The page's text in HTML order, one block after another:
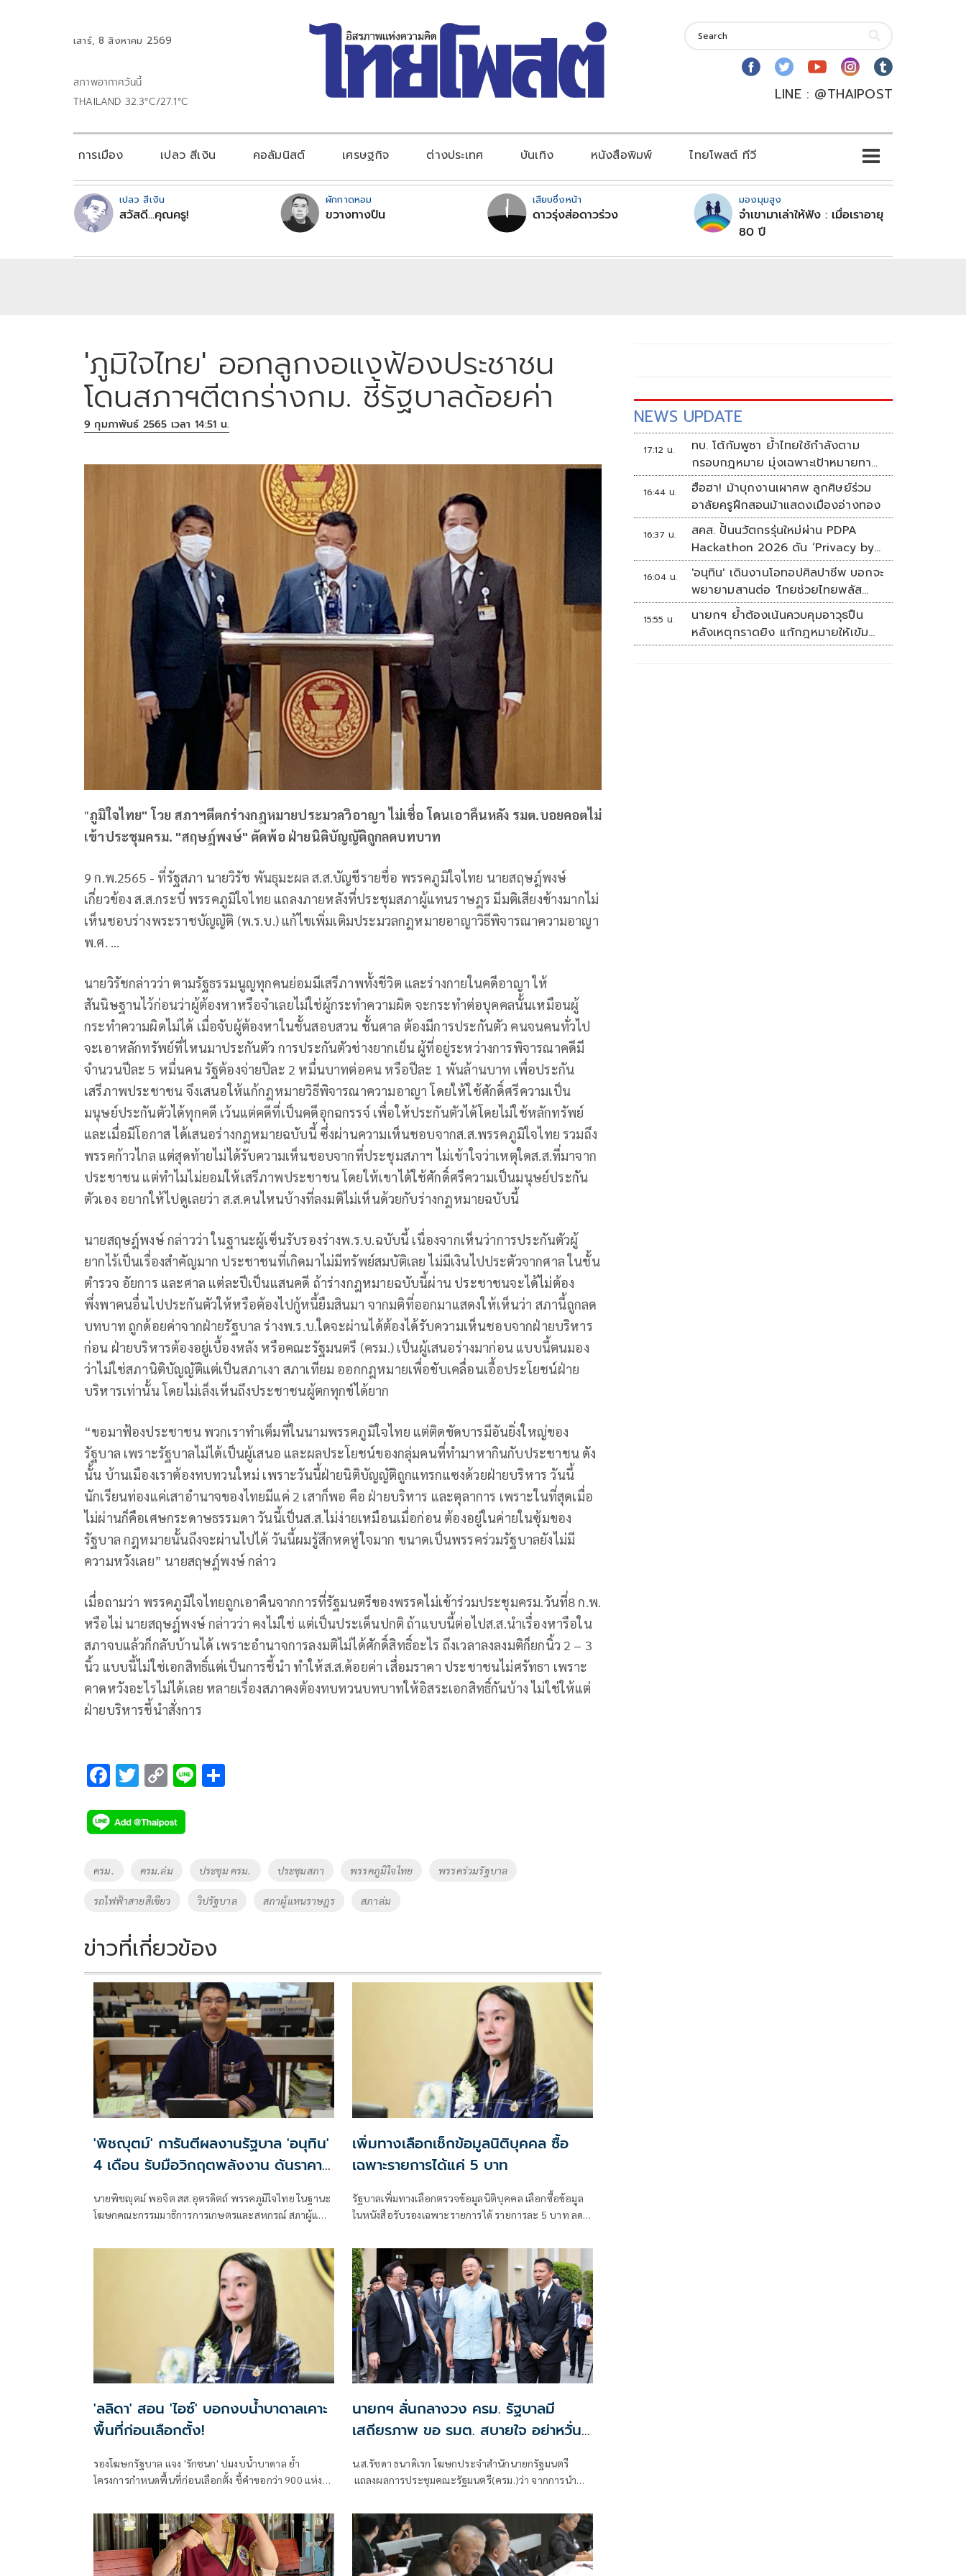
เสาร์, 8 สิงหาคม 2569
สภาพอากาศวันนี้
THAILAND 32.3°C/27.1°C
LINE : @THAIPOST
การเมือง เปลว สีเงิน คอลัมนิสต์ เศรษฐกิจ ต่างประเทศ บันเทิง หนังสือพิมพ์ ไทยโพสต์ ทีวี
เปลว สีเงิน
สวัสดี...คุณครู!
ผักกาดหอม
ขวางทางปืน
เสียบซึ่งหน้า
ดาวรุ่งส่อดาวร่วง
มองมุมสูง
จำเขามาเล่าให้ฟัง : เมื่อเราอายุ
80 ปี
'ภูมิใจไทย' ออกลูกงอแงฟ้องประชาชน
โดนสภาฯตีตกร่างกม. ชี้รัฐบาลด้อยค่า
9 กุมภาพันธ์ 2565 เวลา 14:51 น.
"ภูมิใจไทย" โวย สภาฯตีตกร่างกฎหมายประมวลวิอาญา ไม่เชื่อ โดนเอาคืนหลัง รมต.บอยคอตไม่
เข้าประชุมครม. "สฤษฎ์พงษ์" ตัดพ้อ ฝ่ายนิติบัญญัติถูกลดบทบาท
9 ก.พ.2565 - ที่รัฐสภา นายวิรัช พันธุมะผล ส.ส.บัญชีรายชื่อ พรรคภูมิใจไทย นายสฤษฎ์พงษ์
เกี่ยวข้อง ส.ส.กระบี่ พรรคภูมิใจไทย แถลงภายหลังที่ประชุมสภาผู้แทนราษฎร มีมติเสียงข้างมากไม่
เห็นชอบร่างพระราชบัญญัติ (พ.ร.บ.) แก้ไขเพิ่มเติมประมวลกฎหมายอาญาวิธีพิจารณาความอาญา
พ.ศ. …
นายวิรัชกล่าวว่า ตามรัฐธรรมนูญทุกคนย่อมมีเสรีภาพทั้งชีวิต และร่างกายในคดีอาญา ให้
สันนิษฐานไว้ก่อนว่าผู้ต้องหาหรือจำเลยไม่ใช่ผู้กระทำความผิด จะกระทำต่อบุคคลนั้นเหมือนผู้
กระทำความผิดไม่ได้ เมื่อจับผู้ต้องหาในชั้นสอบสวน ชั้นศาล ต้องมีการประกันตัว คนจนคนทั่วไป
จะเอาหลักทรัพย์ที่ไหนมาประกันตัว การประกันตัวช่างยากเย็น ผู้ที่อยู่ระหว่างการพิจารณาคดีมี
จำนวนปีละ 5 หมื่นคน รัฐต้องจ่ายปีละ 2 หมื่นบาทต่อคน หรือปีละ 1 พันล้านบาท เพื่อประกัน
เสรีภาพประชาชน จึงเสนอให้แก้กฎหมายวิธีพิจารณาความอาญา โดยให้ใช้ศักดิ์ศรีความเป็น
มนุษย์ประกันตัวได้ทุกคดี เว้นแต่คดีที่เป็นคดีอุกฉกรรจ์ เพื่อให้ประกันตัวได้โดยไม่ใช้หลักทรัพย์
และเมื่อมีโอกาส ได้เสนอร่างกฎหมายฉบับนี้ ซึ่งผ่านความเห็นชอบจากส.ส.พรรคภูมิใจไทย รวมถึง
พรรคก้าวไกล แต่สุดท้ายไม่ได้รับความเห็นชอบจากที่ประชุมสภาฯ ไม่เข้าใจว่าเหตุใดส.ส.ที่มาจาก
ประชาชน แต่ทำไมไม่ยอมให้เสรีภาพประชาชน โดยให้เขาได้ใช้ศักดิ์ศรีความเป็นมนุษย์ประกัน
ตัวเอง อยากให้ไปดูเลยว่า ส.ส.คนไหนบ้างที่ลงมติไม่เห็นด้วยกับร่างกฎหมายฉบับนี้
นายสฤษฎ์พงษ์ กล่าวว่า ในฐานะผู้เซ็นรับรองร่างพ.ร.บ.ฉบับนี้ เนื่องจากเห็นว่าการประกันตัวผู้
ยากไร้เป็นเรื่องสำคัญมาก ประชาชนที่เกิดมาไม่มีทรัพย์สมบัติเลย ไม่มีเงินไปประตัวจากศาล ในชั้น
ตำรวจ อัยการ และศาล แต่ละปีเป็นแสนคดี ถ้าร่างกฎหมายฉบับนี้ผ่าน ประชาชนจะได้ไม่ต้อง
พึ่งพาคนอื่นไปประกันตัวให้หรือต้องไปกู้หนี้ยืมสินมา จากมติที่ออกมาแสดงให้เห็นว่า สภานี้ถูกลด
บทบาท ถูกด้อยค่าจากฝ่ายรัฐบาล ร่างพ.ร.บ.ใดจะผ่านได้ต้องได้รับความเห็นชอบจากฝ่ายบริหาร
ก่อน ฝ่ายบริหารต้องอยู่เบื้องหลัง หรือคณะรัฐมนตรี (ครม.) เป็นผู้เสนอร่างมาก่อน แบบนี้ตนมอง
ว่าไม่ใช่สภานิติบัญญัติแต่เป็นสภาเงา สภาเทียม ออกกฎหมายเพื่อขับเคลื่อนเอื้อประโยชน์ฝ่าย
บริหารเท่านั้น โดยไม่เล็งเห็นถึงประชาชนผู้ตกทุกข์ได้ยาก
“ขอมาฟ้องประชาชน พวกเราทำเต็มที่ในนามพรรคภูมิใจไทย แต่ติดขัดบารมีอันยิ่งใหญ่ของ
รัฐบาล เพราะรัฐบาลไม่ได้เป็นผู้เสนอ และผลประโยชน์ของกลุ่มคนที่ทำมาหากินกับประชาชน ดัง
นั้น บ้านเมืองเราต้องทบทวนใหม่ เพราะวันนี้ฝ่ายนิติบัญญัติถูกแทรกแซงด้วยฝ่ายบริหาร วันนี้
นักเรียนท่องแค่เสาอำนาจของไทยมีแค่ 2 เสาก็พอ คือ ฝ่ายบริหาร และตุลาการ เพราะในที่สุดเมื่อ
ไม่ผ่านก็คือเศษกระดาษธรรมดา วันนี้เป็นส.ส.ไม่ง่ายเหมือนเมื่อก่อน ต้องอยู่ในค่ายในซุ้มของ
รัฐบาล กฎหมายนั้นถึงจะผ่านไปได้ วันนี้ผมรู้สึกหดหู่ใจมาก ขนาดเป็นพรรคร่วมรัฐบาลยังไม่มี
ความหวังเลย” นายสฤษฎ์พงษ์ กล่าว
เมื่อถามว่า พรรคภูมิใจไทยถูกเอาคืนจากการที่รัฐมนตรีของพรรคไม่เข้าร่วมประชุมครม.วันที่8 ก.พ.
หรือไม่ นายสฤษฎ์พงษ์ กล่าวว่า คงไม่ใช่ แต่เป็นประเด็นปกติ ถ้าแบบนี้ต่อไปส.ส.นำเรื่องหารือใน
สภาจบแล้วก็กลับบ้านได้ เพราะอำนาจการลงมติไม่ได้ศักดิ์สิทธิ์อะไร ถึงเวลาลงลงมติก็ยกนิ้ว 2 – 3
นิ้ว แบบนี้ไม่ใช่เอกสิทธิ์แต่เป็นการชี้นำ ทำให้ส.ส.ด้อยค่า เสื่อมราคา ประชาชนไม่ศรัทธา เพราะ
คาดหวังอะไรไม่ได้เลย หลายเรื่องสภาคงต้องทบทวนบทบาทให้อิสระเอกสิทธิ์กันบ้าง ไม่ใช่ให้แต่
ฝ่ายบริหารชี้นำสั่งการ
F
e
b
o
o
k
T
tt
er
C
p
y
Li
k
Li
Tags
ครม. ครม.ล่ม ประชุม ครม. ประชุมสภา พรรคภูมิใจไทย พรรคร่วมรัฐบาล
รถไฟฟ้าสายสีเขียว วิปรัฐบาล สภาผู้แทนราษฎร สภาล่ม
ข่าวที่เกี่ยวข้อง
'พิชญุตม์' การันตีผลงานรัฐบาล 'อนุทิน'
4 เดือน รับมือวิกฤตพลังงาน ดันราคา
มาตรการช่วยลดต้นทุน-ขยายตลาดโลก
นายพิชญุตม์ พอจิต สส.อุตรดิตถ์ พรรคภูมิใจไทย ในฐานะ
โฆษกคณะกรรมมาธิการการเกษตรและสหกรณ์ สภาผู้แทน
รัฐบาลภายใต้การนำของนายอนุทิน ชาญวีรกูล นายก
รัฐมนตรี เข้าบริหารประเทศ 4 เดือน สามารถรับมือกับ
วิกฤตพลังงานและสงครามตะวันออกกลางได้ดี ส่งผลให้
ราคาสินค้าเกษตรหลักปรับตัวสูงขึ้น
เพิ่มทางเลือกเช็กข้อมูลนิติบุคคล ซื้อ
เฉพาะรายการได้แค่ 5 บาท
รัฐบาลเพิ่มทางเลือกตรวจข้อมูลนิติบุคคล เลือกซื้อข้อมูล
ในหนังสือรับรองเฉพาะรายการได้ รายการละ 5 บาท ลด
'ลลิดา' สอน 'ไอซ์' บอกงบน้ำบาดาลเคาะ
พื้นที่ก่อนเลือกตั้ง!
รองโฆษกรัฐบาล แจง 'รักชนก' ปมงบน้ำบาดาล ย้ำ
โครงการกำหนดพื้นที่ก่อนเลือกตั้ง ชี้คำขอกว่า 900 แห่ง
นายกฯ ลั่นกลางวง ครม. รัฐบาลมี
เสถียรภาพ ขอ รมต. สบายใจ อย่าหวั่น
น.ส.รัชดา ธนาดิเรก โฆษกประจำสำนักนายกรัฐมนตรี
แถลงผลการประชุมคณะรัฐมนตรี(ครม.)ว่า จากการนำ
ทราบคำตอบจากพรรคร่วมรัฐบาลและนายกฯไปแล้วว่า
รัฐบาลนี้มีเสถียรภาพและทำงานร่วมกันอย่างเต็มที่
NEWS UPDATE
17:12 น.
ทบ. โต้กัมพูชา ย้ำไทยใช้กำลังตาม
กรอบกฎหมาย มุ่งเฉพาะเป้าหมายทาง
ทหาร
16:44 น.
ฮือฮา! ม้าบุกงานเผาศพ ลูกศิษย์ร่วม
อาลัยครูฝึกสอนม้าแสดงเมืองอ่างทอง
16:37 น.
สคส. ปั้นนวัตกรรุ่นใหม่ผ่าน PDPA
Hackathon 2026 ดัน ‘Privacy by
Design for all’ สู่โซลูชันคุ้มครอง
ข้อมูลส่วนบุคคลที่ใช้ได้จริง
16:04 น.
'อนุทิน' เดินงานโอทอปศิลปาชีพ บอกจะ
พยายามสานต่อ 'ไทยช่วยไทยพลัส
เฟส 2'
15:55 น.
นายกฯ ย้ำต้องเน้นควบคุมอาวุธปืน
หลังเหตุกราดยิง แก้กฎหมายให้เข้ม
งวด ตั้งด่านตรวจเพิ่ม